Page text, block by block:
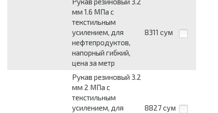
мм 1.6 МПа с
текстильным
усилением, для
нефтепродуктов,
напорный гибкий,
цена за метр
8311 сум
Рукав резиновый 3.2
мм 2 МПа с
текстильным
усилением, для
8827 сум